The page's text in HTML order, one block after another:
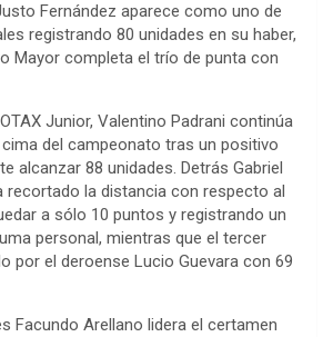
Fernández aparece como uno de
registrando 80 unidades en su haber,
Mayor completa el trío de punta con
Junior, Valentino Padrani continúa
del campeonato tras un positivo
alcanzar 88 unidades. Detrás Gabriel
recortado la distancia con respecto al
a sólo 10 puntos y registrando un
personal, mientras que el tercer
por el deroense Lucio Guevara con 69
Facundo Arellano lidera el certamen